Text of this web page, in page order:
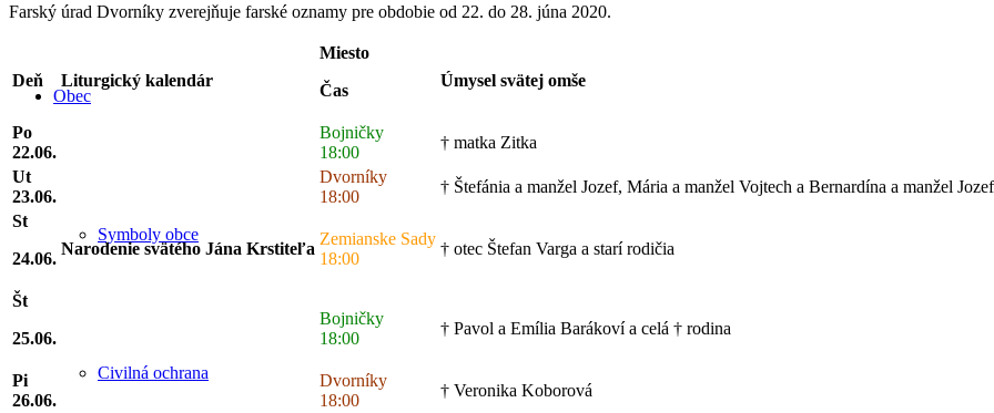
Obec
Symboly obce
Civilná ochrana
Farský úrad Dvorníky zverejňuje farské oznamy pre obdobie od 22. do 28. júna 2020.
Deň Liturgický kalendár
Miesto
Čas
Úmysel svätej omše
Po
22.06.
Bojničky
18:00
† matka Zitka
Ut
23.06.
Dvorníky
18:00
† Štefánia a manžel Jozef, Mária a manžel Vojtech a Bernardína a manžel Jozef
St
24.06.
Narodenie svätého Jána Krstiteľa
Zemianske Sady
18:00
† otec Štefan Varga a starí rodičia
Št
25.06.
Bojničky
18:00
† Pavol a Emília Barákoví a celá † rodina
Pi
26.06.
Dvorníky
18:00
† Veronika Koborová